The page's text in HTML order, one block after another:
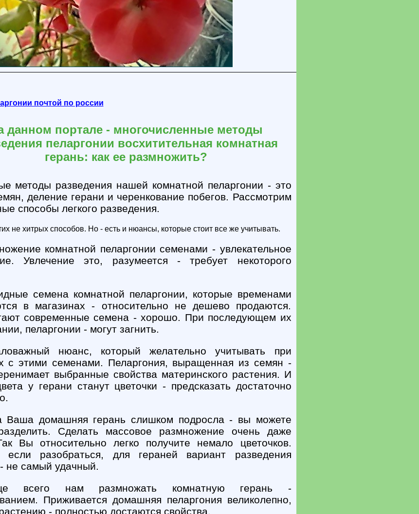
почтой по россии
данном портале - многочисленные методы
пеларгонии восхитительная комнатная
герань: как ее размножить?
методы разведения нашей комнатной пеларгонии - это
деление герани и черенкование побегов. Рассмотрим
способы легкого разведения.
не хитрых способов. Но - есть и нюансы, которые стоит все же учитывать.
комнатной пеларгонии семенами - увлекательное
Увлечение это, разумеется - требует некоторого
семена комнатной пеларгонии, которые временами
в магазинах - относительно не дешево продаются.
современные семена - хорошо. При последующем их
пеларгонии - могут загнить.
нюанс, который желательно учитывать при
с этими семенами. Пеларгония, выращенная из семян -
выбранные свойства материнского растения. И
у герани станут цветочки - предсказать достаточно
Ваша домашняя герань слишком подросла - вы можете
Сделать массовое размножение очень даже
Вы относительно легко получите немало цветочков.
если разобраться, для гераней вариант разведения
не самый удачный.
всего нам размножать комнатную герань -
Приживается домашняя пеларгония великолепно,
- полностью достаются свойства.